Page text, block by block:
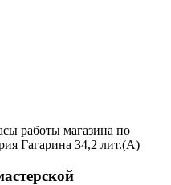
работы магазина по
Гагарина 34,2 лит.(А)